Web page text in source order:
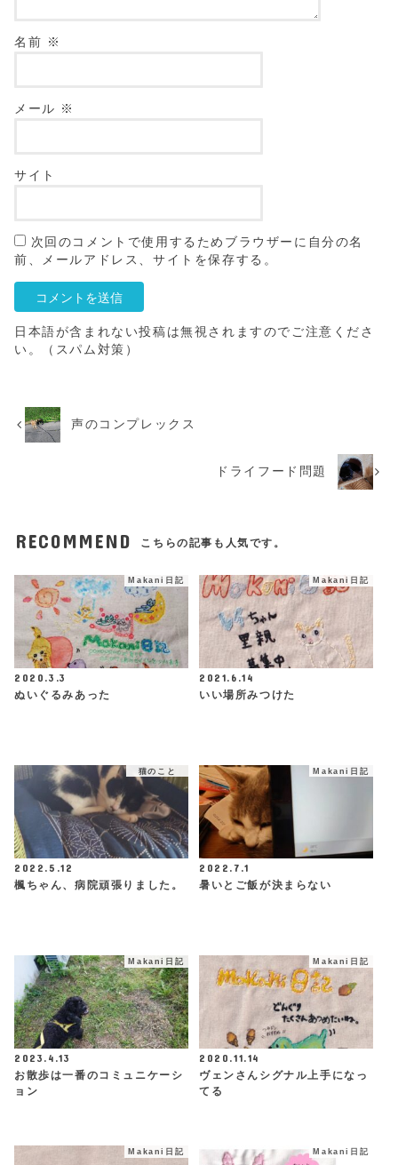
名前 ※
メール ※
サイト
次回のコメントで使用するためブラウザーに自分の名
前、メールアドレス、サイトを保存する。
日本語が含まれない投稿は無視されますのでご注意くださ
い。（スパム対策）
声のコンプレックス
ドライフード問題
RECOMMEND こちらの記事も人気です。
Makani日記
2020.3.3
ぬいぐるみあった
Makani日記
2021.6.14
いい場所みつけた
猫のこと
2022.5.12
楓ちゃん、病院頑張りました。
Makani日記
2022.7.1
暑いとご飯が決まらない
Makani日記
2023.4.13
お散歩は一番のコミュニケーシ
ョン
Makani日記
2020.11.14
ヴェンさんシグナル上手になっ
てる
Makani日記 Makani日記